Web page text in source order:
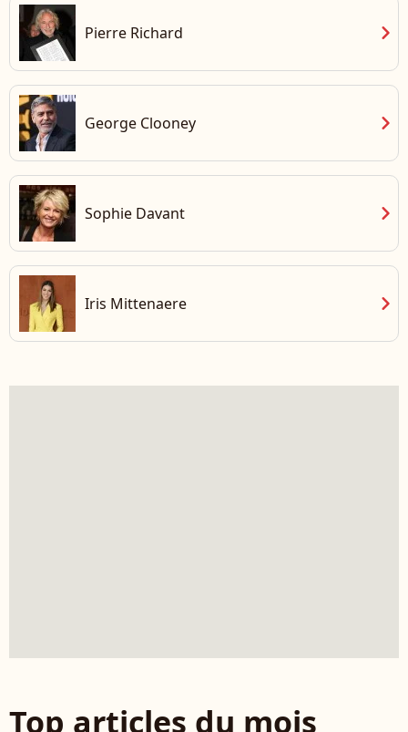
Pierre Richard chevron_right
George Clooney chevron_right
Sophie Davant chevron_right
Iris Mittenaere chevron_right
Top articles du mois